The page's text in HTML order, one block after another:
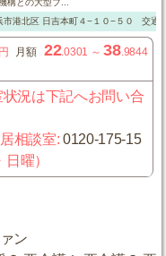
構との大型プ...
市港北区日吉本町４−１０−５０ 交通
月額 22.0301 ～38.9844
況は下記へお問い合
相談室:0120-175-15
曜）
ン